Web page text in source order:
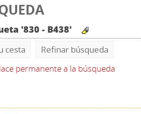
'830 - B438'
cesta
Refinar búsqueda
permanente a la búsqueda